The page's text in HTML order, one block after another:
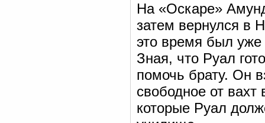
На «Оскаре»
затем вернулся в
это время был
Зная, что Руал
помочь брату. Он
свободное от
которые Руал